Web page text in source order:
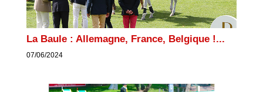
La Baule : Allemagne, France, Belgique !...
07/06/2024